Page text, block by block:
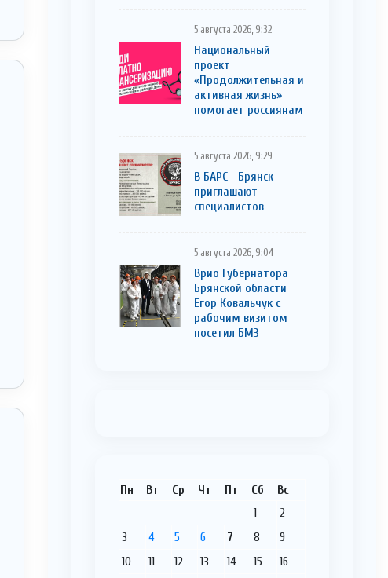
5 августа 2026, 9:32
Национальный
проект
«Продолжительная и
активная жизнь»
помогает россиянам
5 августа 2026, 9:29
В БАРС– Брянcк
приглaшают
cпециaлистoв
5 августа 2026, 9:04
Врио Губернатора
Брянской области
Егор Ковальчук с
рабочим визитом
посетил БМЗ
Пн Вт Ср Чт Пт Сб Вс
1
2
3
4 5 6 7 8
9
10
11 12 13 14 15
16